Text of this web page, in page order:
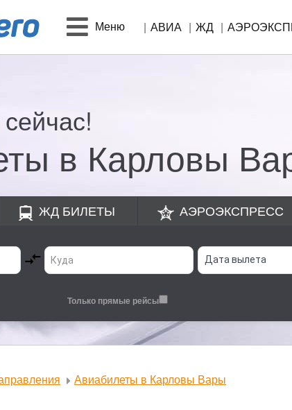
Меню АВИА ЖД
в Карловы
ЖД БИЛЕТЫ АЭРОЭКСПРЕСС
Только прямые рейсы
Авиабилеты в Карловы Вары